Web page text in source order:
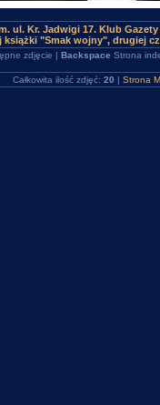
ul. Kr. Jadwigi 17. Klub
książki "Smak wojny", drugiej
zdjęcie | Backspace Strona
Całkowita ilość zdjęć: 20 | Strona